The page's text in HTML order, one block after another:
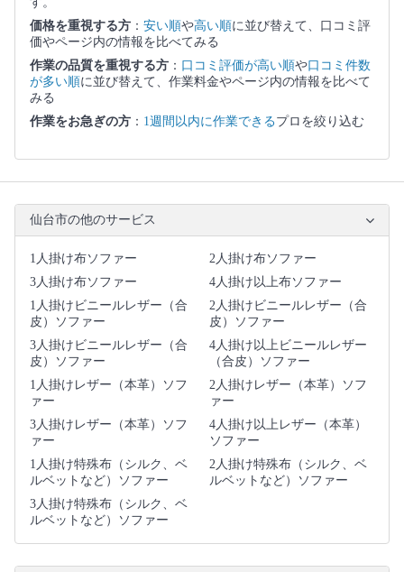
価格を重視する方 ： 安い順や高い順に並び替えて、口コミ評
価やページ内の情報を比べてみる
作業の品質を重視する方 ： 口コミ評価が高い順や口コミ件数
が多い順に並び替えて、作業料金やページ内の情報を比べて
みる
作業をお急ぎの方 ： 1週間以内に作業できるプロを絞り込む
仙台市の他のサービス
1人掛け布ソファー
2人掛け布ソファー
3人掛け布ソファー
4人掛け以上布ソファー
1人掛けビニールレザー（合
皮）ソファー
2人掛けビニールレザー（合
皮）ソファー
3人掛けビニールレザー（合
皮）ソファー
4人掛け以上ビニールレザー
（合皮）ソファー
1人掛けレザー（本革）ソフ
ァー
2人掛けレザー（本革）ソフ
ァー
3人掛けレザー（本革）ソフ
ァー
4人掛け以上レザー（本革）
ソファー
1人掛け特殊布（シルク、ベ
ルベットなど）ソファー
2人掛け特殊布（シルク、ベ
ルベットなど）ソファー
3人掛け特殊布（シルク、ベ
ルベットなど）ソファー